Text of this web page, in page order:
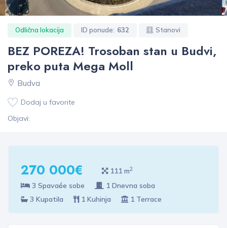
Odlična lokacija ID ponude: 632 Stanovi
BEZ POREZA! Trosoban stan u Budvi,
preko puta Mega Moll
Budva
Dodaj u favorite
Objavi:
270 000€ 111 m2
3 Spavaće sobe
1 Dnevna soba
3 Kupatila
1 Kuhinja 1 Terrace